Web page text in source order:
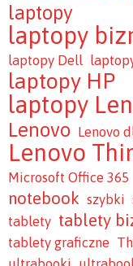
laptopy
laptopy
laptopy Dell
laptopy HP
laptopy
Lenovo Lenovo
Lenovo
Microsoft Office 365
notebook szybki
tablety tablety
tablety graficzne